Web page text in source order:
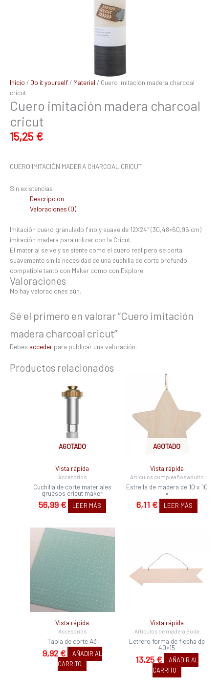
Inicio / Do it yourself / Material / Cuero imitación madera charcoal
cricut
Cuero imitación madera charcoal
cricut
15,25 €
CUERO IMITACIÓN MADERA CHARCOAL CRICUT
Sin existencias
Descripción
Valoraciones (0)
Imitación cuero granulado fino y suave de 12X24″ (30,48×60,96 cm)
imitación madera para utilizar con la Cricut.
El material se ve y se siente como el cuero real pero se corta
suavemente sin la necesidad de una cuchilla de corte profundo,
compatible tanto con Maker como con Explore.
Valoraciones
No hay valoraciones aún.
Sé el primero en valorar “Cuero imitación
madera charcoal cricut”
Debes acceder para publicar una valoración.
Productos relacionados
AGOTADO
Vista rápida
Accesorios
Cuchilla de corte materiales
gruesos cricut maker
56,99 € LEER MÁS
AGOTADO
Vista rápida
Artículos cumpleaños adulto
Estrella de madera de 10 x 10
«
6,11 € LEER MÁS
Vista rápida
Accesorios
Tabla de corte A3
9,92 €
AÑADIR AL
CARRITO
Vista rápida
Artículos de madera Boda
Letrero forma de flecha de
40×15
13,25 €
AÑADIR AL
CARRITO